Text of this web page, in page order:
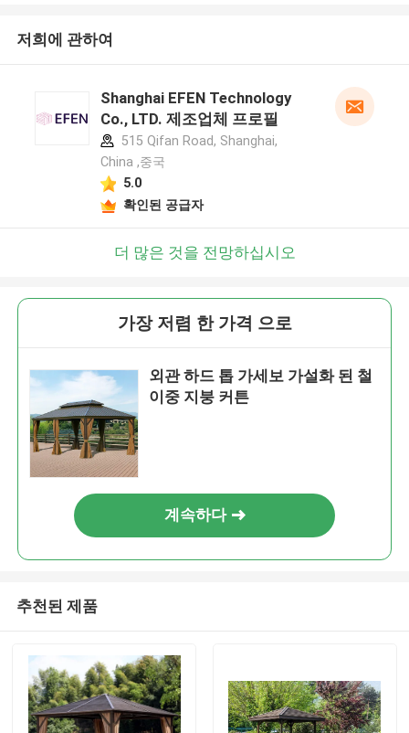
저희에 관하여
Shanghai EFEN Technology
Co., LTD. 제조업체 프로필
515 Qifan Road, Shanghai,
China ,중국
5.0
확인된 공급자
더 많은 것을 전망하십시오
가장 저렴 한 가격 으로
외관 하드 톱 가세보 가설화 된 철
이중 지붕 커튼
계속하다
추천된 제품